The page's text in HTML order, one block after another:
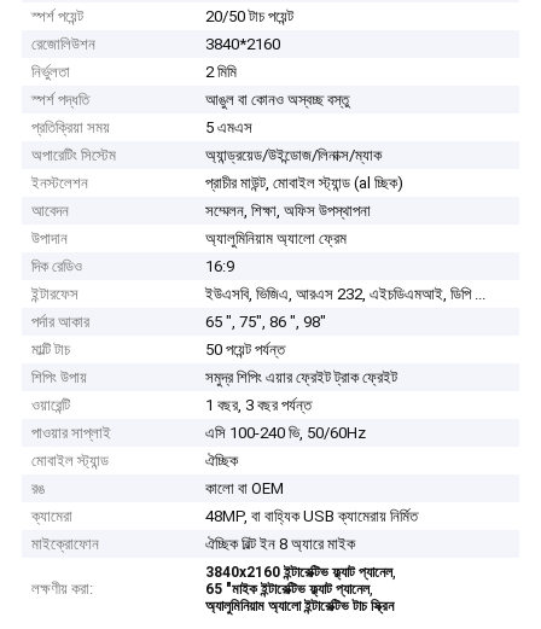
স্পর্শ পয়েন্ট
20/50 টাচ পয়েন্ট
রেজোলিউশন
3840*2160
নির্ভুলতা
2 মিমি
স্পর্শ পদ্ধতি
আঙুল বা কোনও অস্বচ্ছ বস্তু
প্রতিক্রিয়া সময়
5 এমএস
অপারেটিং সিস্টেম
অ্যান্ড্রয়েড/উইন্ডোজ/লিনাক্স/ম্যাক
ইনস্টলেশন
প্রাচীর মাউন্ট, মোবাইল স্ট্যান্ড (al চ্ছিক)
আবেদন
সম্মেলন, শিক্ষা, অফিস উপস্থাপনা
উপাদান
অ্যালুমিনিয়াম অ্যালো ফ্রেম
দিক রেডিও
16:9
ইন্টারফেস
ইউএসবি, ভিজিএ, আরএস 232, এইচডিএমআই, ডিপি ...
পর্দার আকার
65 ", 75", 86 ", 98"
মাল্টি টাচ
50 পয়েন্ট পর্যন্ত
শিপিং উপায়
সমুদ্র শিপিং এয়ার ফ্রেইট ট্রাক ফ্রেইট
ওয়ারেন্টি
1 বছর, 3 বছর পর্যন্ত
পাওয়ার সাপ্লাই
এসি 100-240 ভি, 50/60Hz
মোবাইল স্ট্যান্ড
ঐচ্ছিক
রঙ
কালো বা OEM
ক্যামেরা
48MP, বা বাহ্যিক USB ক্যামেরায় নির্মিত
মাইক্রোফোন
ঐচ্ছিক বিল্ট ইন 8 অ্যারে মাইক
লক্ষণীয় করা:
3840x2160 ইন্টারেক্টিভ ফ্ল্যাট প্যানেল,
65 "মাইক ইন্টারেক্টিভ ফ্ল্যাট প্যানেল,
অ্যালুমিনিয়াম অ্যালো ইন্টারেক্টিভ টাচ স্ক্রিন